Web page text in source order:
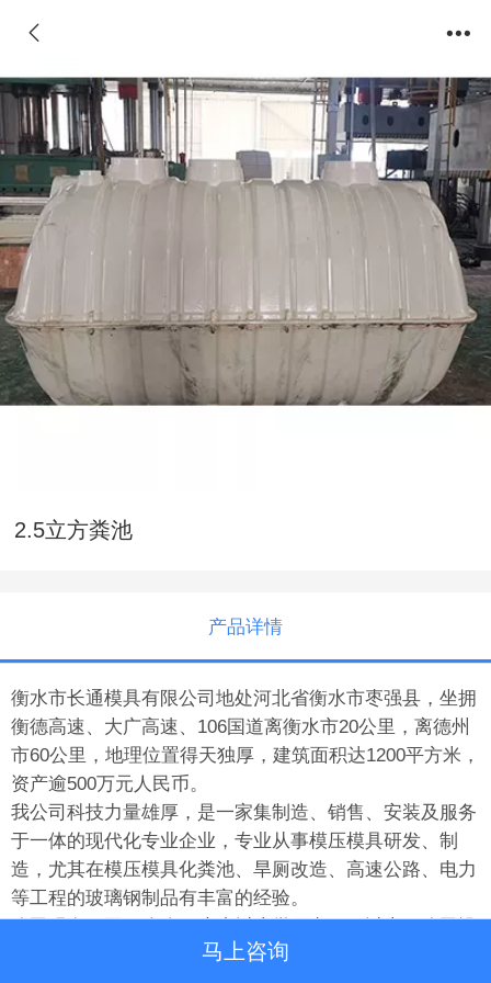
2.5立方粪池
产品详情
衡水市长通模具有限公司地处河北省衡水市枣强县，坐拥
衡德高速、大广高速、106国道离衡水市20公里，离德州
市60公里，地理位置得天独厚，建筑面积达1200平方米，
资产逾500万元人民币。
我公司科技力量雄厚，是一家集制造、销售、安装及服务
于一体的现代化专业企业，专业从事模压模具研发、制
造，尤其在模压模具化粪池、旱厕改造、高速公路、电力
等工程的玻璃钢制品有丰富的经验。
计人员能熟练应用UG专业三维设计软件，采用参数化设
马上咨询